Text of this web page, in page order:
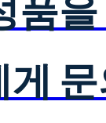
게